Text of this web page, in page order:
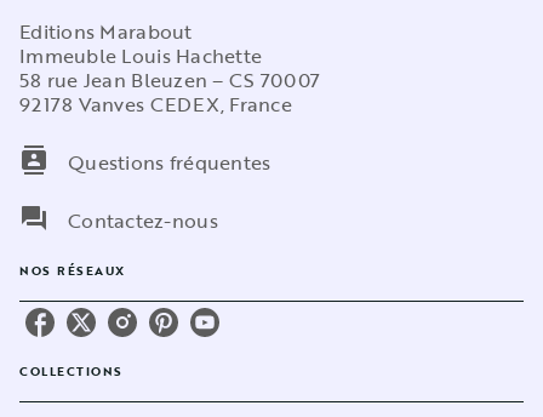
Editions Marabout
Immeuble Louis Hachette
58 rue Jean Bleuzen – CS 70007
92178 Vanves CEDEX, France
contacts
Questions fréquentes
question_answer
Contactez-nous
NOS RÉSEAUX
COLLECTIONS